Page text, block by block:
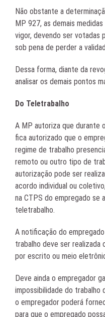
Não obstante a
MP 927, as demais
vigor, devendo ser votadas
sob pena de perder a
Dessa forma, diante da
analisar os demais pontos
Do Teletrabalho
A MP autoriza que durante
fica autorizado que o
regime de trabalho
remoto ou outro tipo de
autorização pode ser
acordo individual ou
na CTPS do empregado se
teletrabalho.
A notificação do
trabalho deve ser realizada
por escrito ou meio
Deve ainda o empregador
impossibilidade do trabalho
o empregador poderá
para que o empregado